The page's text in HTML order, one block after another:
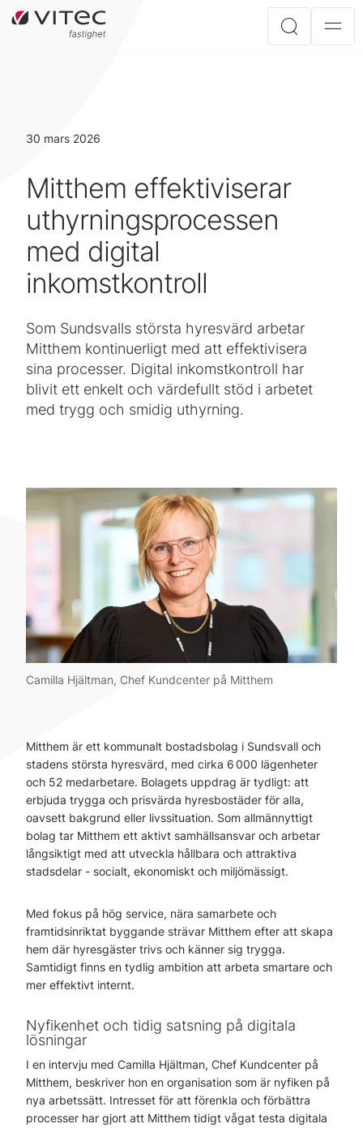
30 mars 2026
Mitthem effektiviserar
uthyrningsprocessen
med digital
inkomstkontroll
Som Sundsvalls största hyresvärd arbetar
Mitthem kontinuerligt med att effektivisera
sina processer. Digital inkomstkontroll har
blivit ett enkelt och värdefullt stöd i arbetet
med trygg och smidig uthyrning.
Camilla Hjältman, Chef Kundcenter på Mitthem
Mitthem är ett kommunalt bostadsbolag i Sundsvall och
stadens största hyresvärd, med cirka 6 000 lägenheter
och 52 medarbetare. Bolagets uppdrag är tydligt: att
erbjuda trygga och prisvärda hyresbostäder för alla,
oavsett bakgrund eller livssituation. Som allmännyttigt
bolag tar Mitthem ett aktivt samhällsansvar och arbetar
långsiktigt med att utveckla hållbara och attraktiva
stadsdelar - socialt, ekonomiskt och miljömässigt.
Med fokus på hög service, nära samarbete och
framtidsinriktat byggande strävar Mitthem efter att skapa
hem där hyresgäster trivs och känner sig trygga.
Samtidigt finns en tydlig ambition att arbeta smartare och
mer effektivt internt.
Nyfikenhet och tidig satsning på digitala
lösningar
I en intervju med Camilla Hjältman, Chef Kundcenter på
Mitthem, beskriver hon en organisation som är nyfiken på
nya arbetssätt. Intresset för att förenkla och förbättra
processer har gjort att Mitthem tidigt vågat testa digitala